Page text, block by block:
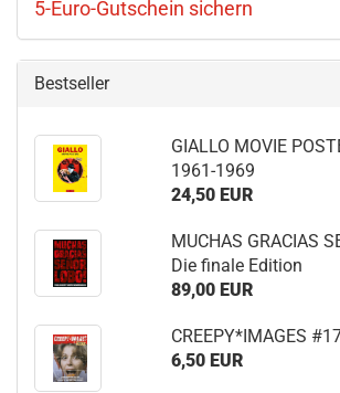
5-Euro-Gutschein sichern
Bestseller
GIALLO MOVIE
1961-1969
24,50 EUR
MUCHAS GRACIAS
Die finale Edition
89,00 EUR
CREEPY*IMAGES
6,50 EUR